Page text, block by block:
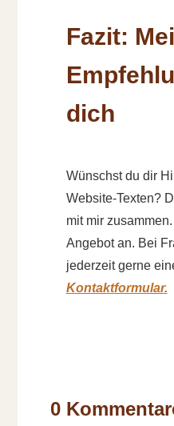
Fazit:
dich
Wünschst du dir
Website-Texten?
mit mir
Angebot an. Bei
jederzeit gerne
Kontaktformular.
0